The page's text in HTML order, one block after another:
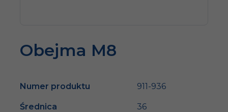
Obejma M8
Numer produktu 911-936
Średnica 36